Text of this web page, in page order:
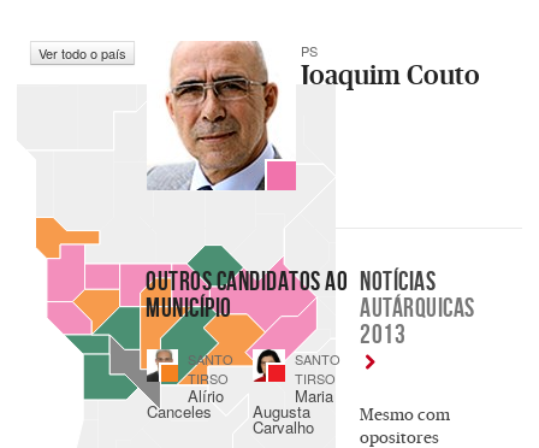
Ver todo o país PS
Joaquim Couto
OUTROS CANDIDATOS AO
MUNICÍPIO
SANTO
TIRSO
Alírio
Canceles
SANTO
TIRSO
Maria
Augusta
Carvalho
NOTÍCIAS
AUTÁRQUICAS
2013
Mesmo com
opositores